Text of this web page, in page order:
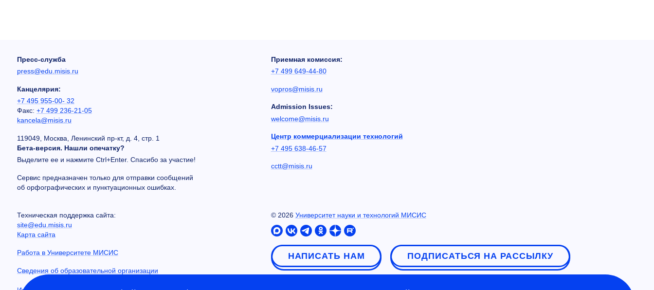
Пресс-служба
press@edu.misis.ru
Канцелярия:
+7 495 955-00- 32
Факс: +7 499 236-21-05
kancela@misis.ru
119049, Москва, Ленинский пр-кт, д. 4, стр. 1
Бета-версия. Нашли опечатку?
Выделите ее и нажмите Ctrl+Enter. Спасибо за участие!
Сервис предназначен только для отправки сообщений
об орфографических и пунктуационных ошибках.
Приемная комиссия:
+7 499 649-44-80
vopros@misis.ru
Admission Issues:
welcome@misis.ru
Центр коммерциализации технологий
+7 495 638-46-57
cctt@misis.ru
Техническая поддержка сайта:
site@edu.misis.ru
Карта сайта
Работа в Университете МИСИС
Сведения об образовательной организации
© 2026 Университет науки и технологий МИСИС
НАПИСАТЬ НАМ ПОДПИСАТЬСЯ НА РАССЫЛКУ